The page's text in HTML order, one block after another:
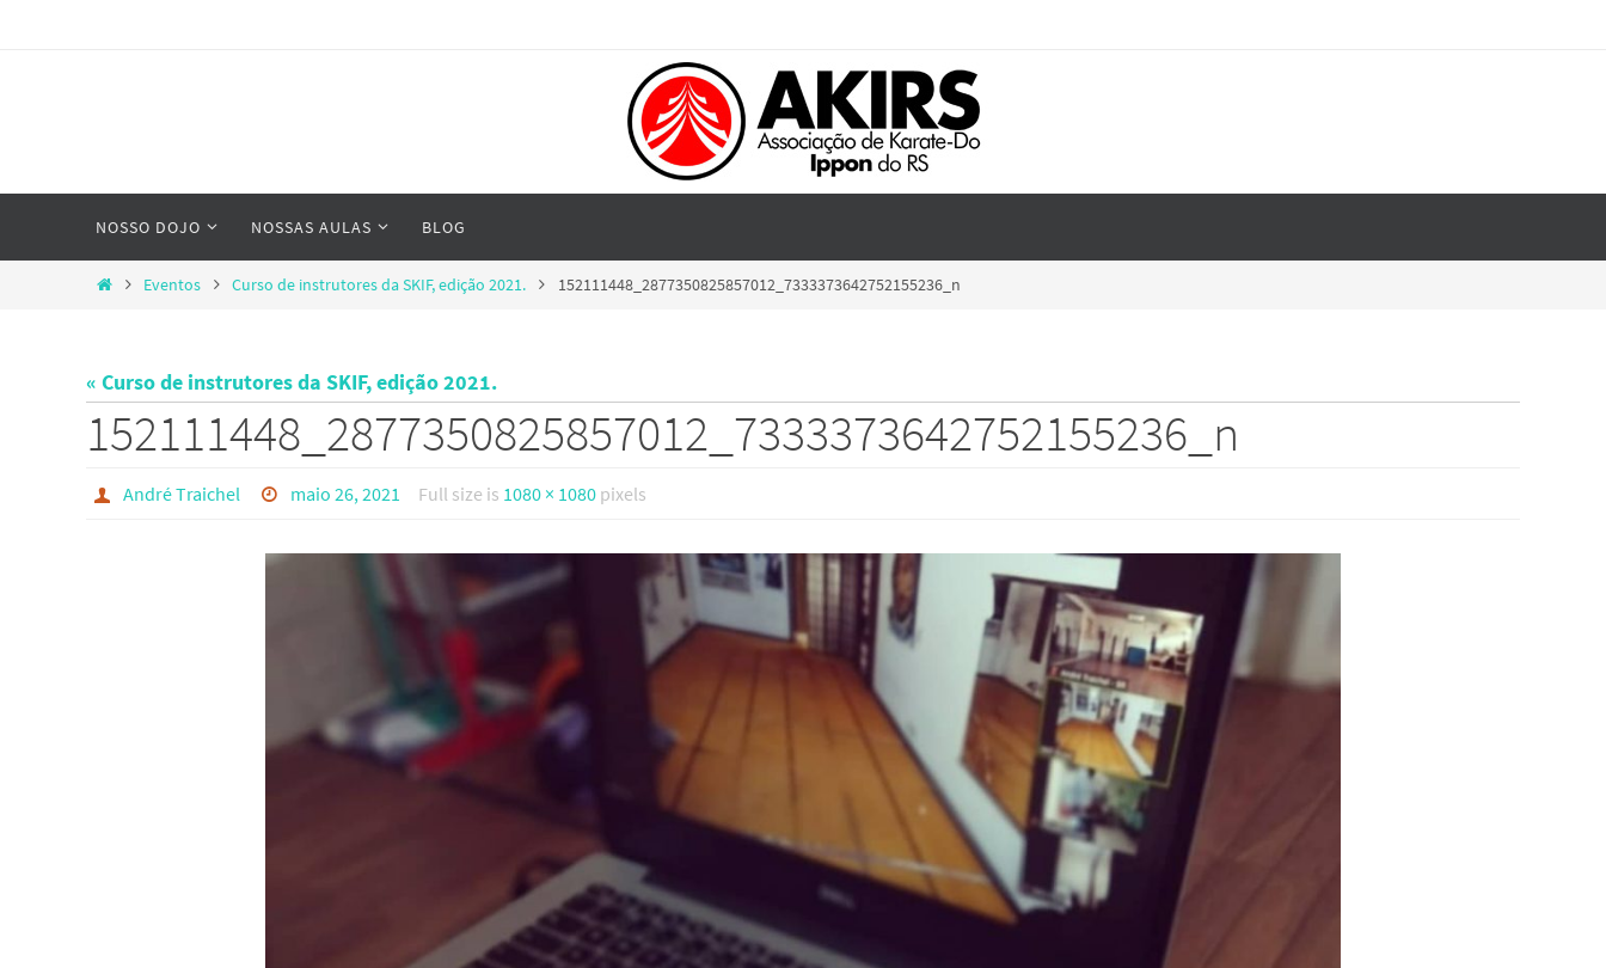
content
NOSSO DOJO NOSSAS AULAS BLOG
HomeEventos Curso de instrutores da SKIF, edição 2021. 152111448_2877350825857012_7333373642752155236_n
« Curso de instrutores da SKIF, edição 2021.
152111448_2877350825857012_7333373642752155236_n
André Traichel maio 26, 2021 Full size is 1080 × 1080 pixels